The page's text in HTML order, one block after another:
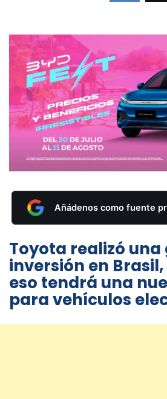
Añádenos como fuente
Toyota realizó una
inversión en
eso tendrá una
para vehículos